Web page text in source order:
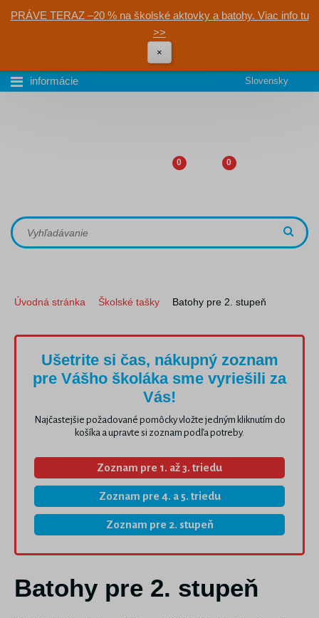
PRÁVE TERAZ –20 % na školské aktovky a batohy. Viac info tu
>>
×
informácie Slovensky
0 0
Úvodná stránka Školské tašky Batohy pre 2. stupeň
Ušetrite si čas, nákupný zoznam
pre Vášho školáka sme vyriešili za
Vás!
Najčastejšie požadované pomôcky vložte jedným kliknutím do
košíka a upravte si zoznam podľa potreby.
Zoznam pre 1. až 3. triedu
Zoznam pre 4. a 5. triedu
Zoznam pre 2. stupeň
Batohy pre 2. stupeň